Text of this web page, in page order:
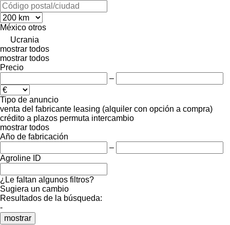
México otros
Ucrania
mostrar todos
mostrar todos
Precio
–
Tipo de anuncio
venta del fabricante leasing (alquiler con opción a compra)
crédito a plazos permuta intercambio
mostrar todos
Año de fabricación
–
Agroline ID
¿Le faltan algunos filtros?
Sugiera un cambio
Resultados de la búsqueda:
-
mostrar